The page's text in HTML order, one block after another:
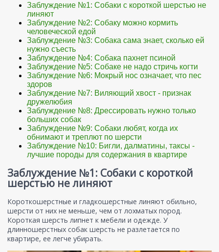
Заблуждение №1: Собаки с короткой шерстью не
линяют
Заблуждение №2: Собаку можно кормить
человеческой едой
Заблуждение №3: Собака сама знает, сколько ей
нужно съесть
Заблуждение №4: Собака пахнет псиной
Заблуждение №5: Собаке не надо стричь когти
Заблуждение №6: Мокрый нос означает, что пес
здоров
Заблуждение №7: Виляющий хвост - признак
дружелюбия
Заблуждение №8: Дрессировать нужно только
больших собак
Заблуждение №9: Собаки любят, когда их
обнимают и треплют по шерсти
Заблуждение №10: Бигли, далматины, таксы -
лучшие породы для содержания в квартире
Заблуждение №1: Собаки с короткой
шерстью не линяют
Короткошерстные и гладкошерстные линяют обильно,
шерсти от них не меньше, чем от лохматых пород.
Короткая шерсть липнет к мебели и одежде. У
длинношерстных собак шерсть не разлетается по
квартире, ее легче убирать.